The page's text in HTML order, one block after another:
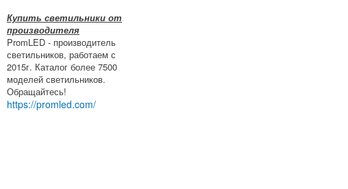
Купить светильники от
производителя
PromLED - производитель
светильников, работаем с
2015г. Каталог более 7500
моделей светильников.
Обращайтесь!
https://promled.com/